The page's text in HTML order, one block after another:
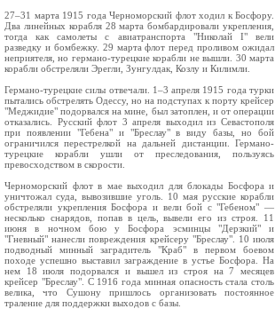
27–31 марта 1915 года Черноморский флот ходил к Босфору.
Два линейных корабля 28 марта бомбардировали укрепления,
тогда как самолеты с авиатранспорта "Николай I" вели
разведку и бомбежку. 29 марта флот перед проливом ожидал
неприятеля, но германо-турецкие корабли не вышли. 30 марта
корабли обстреляли Эрегли, Зунгулдак, Козлу и Килимли.
Германо-турецкие силы отвечали. 1–3 апреля 1915 года турки
пытались обстрелять Одессу, но на подступах к порту крейсер
"Меджидие" подорвался на мине, был затоплен, и от операции
отказались. Русский флот 3 апреля выходил из Севастополя
при появлении "Гебена" и "Бреслау" в виду базы, но бой
ограничился перестрелкой на дальней дистанции. Германо-
турецкие корабли ушли от преследования, пользуясь
превосходством в скорости.
Черноморский флот в мае выходил для блокады Босфора и
уничтожал суда, вывозившие уголь. 10 мая русские корабли
обстреляли укрепления Босфора и вели бой с "Гебеном" —
несколько снарядов, попав в цель, вывели его из строя. 11
июня в ночном бою у Босфора эсминцы "Дерзкий" и
"Гневный" нанесли повреждения крейсеру "Бреслау". 10 июля
подводный минный заградитель "Краб" в первом боевом
походе успешно выставил заграждение в устье Босфора. На
нем 18 июля подорвался и вышел из строя на 7 месяцев
крейсер "Бреслау". С 1916 года минная опасность стала столь
велика, что Сушону пришлось организовать постоянное
траление для поддержки выходов с базы.